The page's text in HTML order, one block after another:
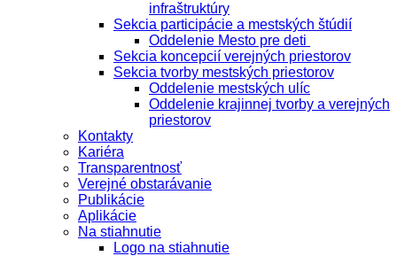
infraštruktúry
Sekcia participácie a mestských štúdií
Oddelenie Mesto pre deti
Sekcia koncepcií verejných priestorov
Sekcia tvorby mestských priestorov
Oddelenie mestských ulíc
Oddelenie krajinnej tvorby a verejných
priestorov
Kontakty
Kariéra
Transparentnosť
Verejné obstarávanie
Publikácie
Aplikácie
Na stiahnutie
Logo na stiahnutie